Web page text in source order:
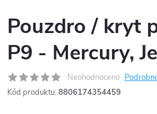
Pouzdro / kryt
P9 - Mercury,
Neohodnoceno
Kód produktu: 8806174354459